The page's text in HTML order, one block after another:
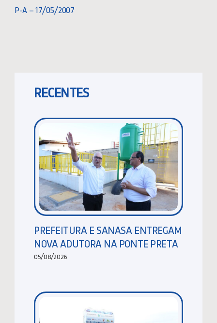
P-A – 17/05/2007
RECENTES
PREFEITURA E SANASA ENTREGAM
NOVA ADUTORA NA PONTE PRETA
05/08/2026